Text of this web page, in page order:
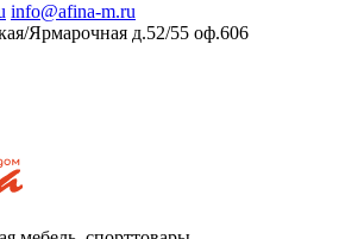
info@afina-m.ru
Ярмарочная д.52/55 оф.606